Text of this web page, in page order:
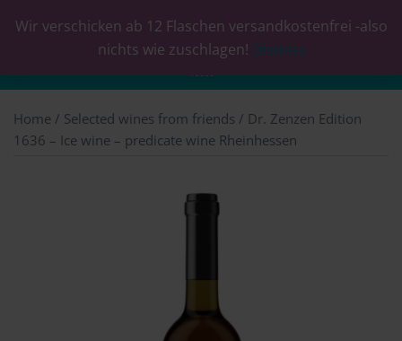
Wir verschicken ab 12 Flaschen versandkostenfrei -also
nichts wie zuschlagen! Dismiss
0
Home / Selected wines from friends / Dr. Zenzen Edition
1636 – Ice wine – predicate wine Rheinhessen